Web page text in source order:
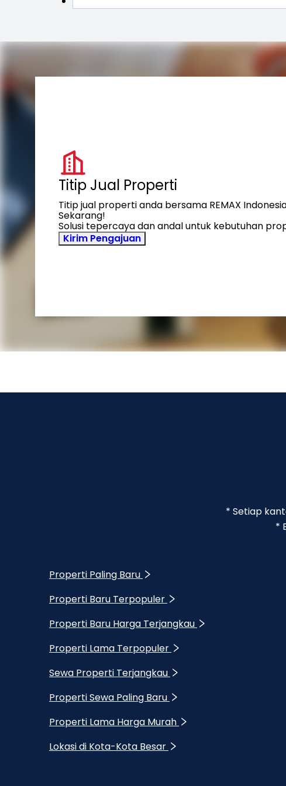
Titip Jual Properti
Titip jual properti anda bersama REMAX
Sekarang!
Solusi tepercaya dan andal untuk kebutuhan
Kirim Pengajuan
* Setiap
*
Properti Paling Baru
Properti Baru Terpopuler
Properti Baru Harga Terjangkau
Properti Lama Terpopuler
Sewa Properti Terjangkau
Properti Sewa Paling Baru
Properti Lama Harga Murah
Lokasi di Kota-Kota Besar